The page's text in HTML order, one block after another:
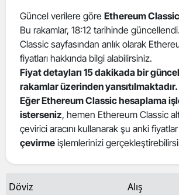
Güncel verilere göre Ethereum Classic
Bu rakamlar, 18:12 tarihinde
Classic sayfasından anlık olarak
fiyatları hakkında bilgi alabilirsiniz.
Fiyat detayları 15 dakikada bir
rakamlar üzerinden yansıtılmaktadır.
Eğer Ethereum Classic hesaplama
isterseniz, hemen Ethereum Classic
çevirici aracını kullanarak şu anki
çevirme işlemlerinizi
Döviz Alış